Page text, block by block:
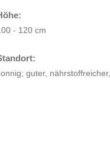
- 120 cm
guter,